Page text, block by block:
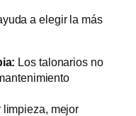
a elegir la más
Los talonarios no
limpieza, mejor